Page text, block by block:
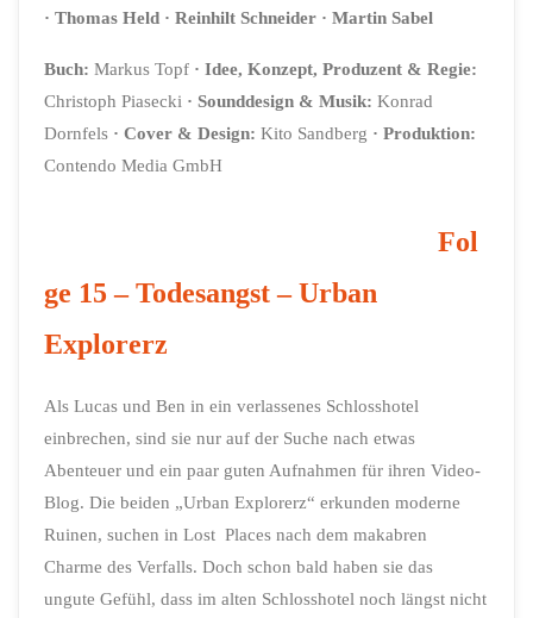
· Thomas Held · Reinhilt Schneider · Martin Sabel
Buch: Markus Topf ·Idee, Konzept, Produzent & Regie:
Christoph Piasecki ·Sounddesign & Musik: Konrad
Dornfels ·Cover & Design: Kito Sandberg · Produktion:
Contendo Media GmbH
Fol
ge 15 – Todesangst – Urban
Explorerz
Als Lucas und Ben in ein verlassenes Schlosshotel
einbrechen, sind sie nur auf der Suche nach etwas
Abenteuer und ein paar guten Aufnahmen für ihren Video-
Blog. Die beiden „Urban Explorerz“ erkunden moderne
Ruinen, suchen in Lost Places nach dem makabren
Charme des Verfalls. Doch schon bald haben sie das
ungute Gefühl, dass im alten Schlosshotel noch längst nicht